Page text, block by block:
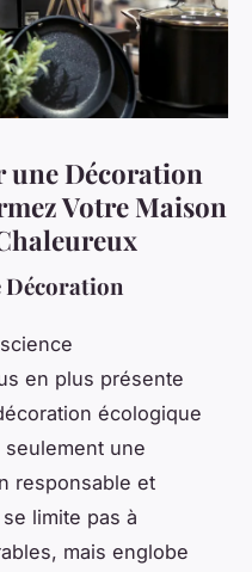
une Décoration
Votre Maison
Décoration
en plus présente
écologique
seulement une
responsable et
limite pas à
mais englobe